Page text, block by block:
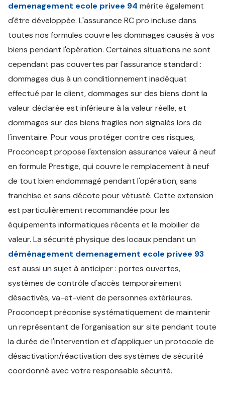
demenagement ecole privee 94 mérite également
d'être développée. L'assurance RC pro incluse dans
toutes nos formules couvre les dommages causés à vos
biens pendant l'opération. Certaines situations ne sont
cependant pas couvertes par l'assurance standard :
dommages dus à un conditionnement inadéquat
effectué par le client, dommages sur des biens dont la
valeur déclarée est inférieure à la valeur réelle, et
dommages sur des biens fragiles non signalés lors de
l'inventaire. Pour vous protéger contre ces risques,
Proconcept propose l'extension assurance valeur à neuf
en formule Prestige, qui couvre le remplacement à neuf
de tout bien endommagé pendant l'opération, sans
franchise et sans décote pour vétusté. Cette extension
est particulièrement recommandée pour les
équipements informatiques récents et le mobilier de
valeur. La sécurité physique des locaux pendant un
déménagement demenagement ecole privee 93
est aussi un sujet à anticiper : portes ouvertes,
systèmes de contrôle d'accès temporairement
désactivés, va-et-vient de personnes extérieures.
Proconcept préconise systématiquement de maintenir
un représentant de l'organisation sur site pendant toute
la durée de l'intervention et d'appliquer un protocole de
désactivation/réactivation des systèmes de sécurité
coordonné avec votre responsable sécurité.